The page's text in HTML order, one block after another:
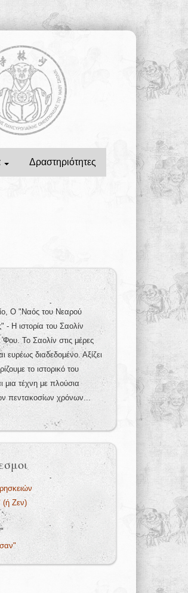
Δραστηριότητες
Ο "Ναός του Νεαρού
- Η ιστορία του Σαολίν
Φου. Το Σαολίν στις μέρες
ευρέως διαδεδομένο. Αξίζει
το ιστορικό του
μια τέχνη με πλούσια
πεντακοσίων χρόνων...
(ή Ζεν)